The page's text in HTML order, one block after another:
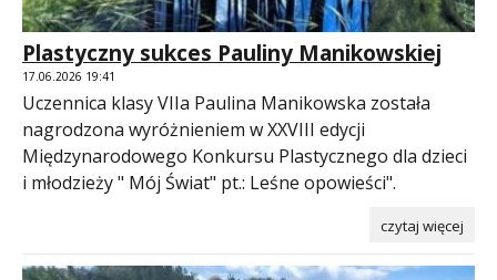
Plastyczny sukces Pauliny Manikowskiej
17.06.2026 19:41
Uczennica klasy VIIa Paulina Manikowska została
nagrodzona wyróżnieniem w XXVIII edycji
Międzynarodowego Konkursu Plastycznego dla dzieci
i młodzieży " Mój Świat" pt.: Leśne opowieści".
czytaj więcej